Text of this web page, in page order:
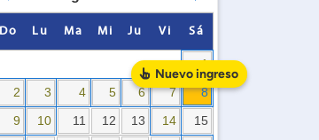
Do Lu Ma Mi Ju Vi Sá
1
2
3 4 5 6 7
8
9
10 11 12 13 14
15
Nuevoingreso